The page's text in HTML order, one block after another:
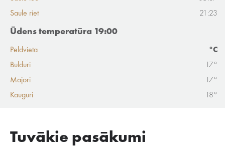
Saule riet
21:23
Ūdens temperatūra 19:00
Peldvieta
°C
Bulduri
17°
Majori
17°
Kauguri
18°
Tuvākie pasākumi